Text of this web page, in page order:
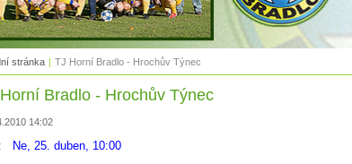
stránka | TJ Horní Bradlo - Hrochův Týnec
Bradlo - Hrochův Týnec
14:02
Ne, 25. duben, 10:00